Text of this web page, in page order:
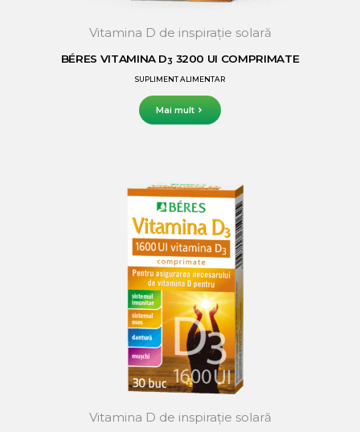
Vitamina D de inspirație solară
BÉRES VITAMINA D3 3200 UI COMPRIMATE
SUPLIMENT ALIMENTAR
Mai mult
Vitamina D de inspirație solară